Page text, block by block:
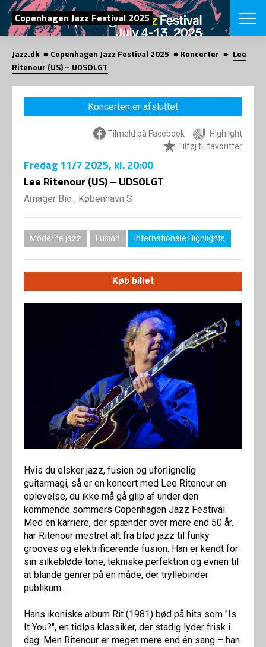
SØG
Copenhagen Jazz Festival 2025
English
VÆLG
VINTERJAZZ
Temaer
LOCATIONS
Venues &
Kontakt
SHOP
Jazz.dk Copenhagen Jazz Festival 2025 Koncerter
Lee
Ritenour (US) – UDSOLGT
Koncerten er afsluttet
Tilmeld på Facebook
Highlight
Tilføj til favoritter
Fredag11/7 2025, kl. 20:00
Lee Ritenour (US) – UDSOLGT
Amager Bio , København S
Moderne jazz Fusion Internationale Highlights
Køb billet
Hvis du elsker jazz, fusion og uforlignelig
guitarmagi, så er en koncert med Lee Ritenour en
oplevelse, du ikke må gå glip af under den
kommende sommers Copenhagen Jazz Festival.
Med en karriere, der spænder over mere end 50 år,
har Ritenour mestret alt fra blød jazz til funky
grooves og elektrificerende fusion. Han er kendt for
sin silkebløde tone, tekniske perfektion og evnen til
at blande genrer på en måde, der tryllebinder
publikum.
Hans ikoniske album Rit (1981) bød på hits som "Is
It You?", en tidløs klassiker, der stadig lyder frisk i
dag. Men Ritenour er meget mere end én sang – han